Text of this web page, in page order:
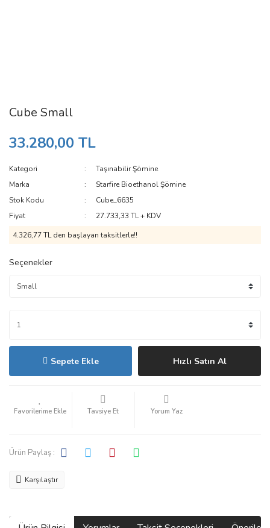
Cube Small
33.280,00 TL
Kategori
Taşınabilir Şömine
Marka
Starfire Bioethanol Şömine
Stok Kodu
Cube_6635
Fiyat
27.733,33 TL + KDV
4.326,77 TL den başlayan taksitlerle!!
Seçenekler
Sepete Ekle Hızlı Satın Al
Tavsiye Et Yorum Yaz
Ürün Paylaş :
Karşılaştır